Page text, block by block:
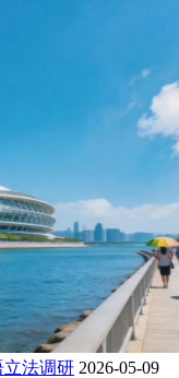
立法调研 2026-05-09